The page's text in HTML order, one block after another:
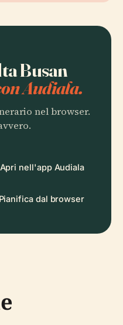
Busan
Audiala.
nel browser.
Apri nell'app Audiala
Pianifica dal browser